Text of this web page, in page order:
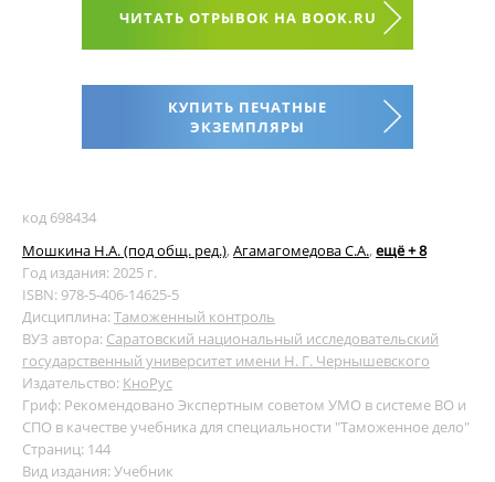
ЧИТАТЬ ОТРЫВОК НА BOOK.RU
КУПИТЬ ПЕЧАТНЫЕ
ЭКЗЕМПЛЯРЫ
код 698434
Мошкина Н.А. (под общ. ред.), Агамагомедова С.А., ещё + 8
Год издания: 2025 г.
ISBN: 978-5-406-14625-5
Дисциплина:Таможенный контроль
ВУЗ автора: Саратовский национальный исследовательский
государственный университет имени Н. Г. Чернышевского
Издательство: КноРус
Гриф: Рекомендовано Экспертным советом УМО в системе ВО и
СПО в качестве учебника для специальности "Таможенное дело"
Страниц: 144
Вид издания: Учебник